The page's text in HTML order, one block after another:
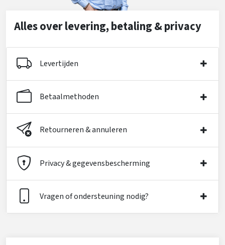
Alles over levering, betaling & privacy
Levertijden
Betaalmethoden
Retourneren & annuleren
Privacy & gegevensbescherming
Vragen of ondersteuning nodig?